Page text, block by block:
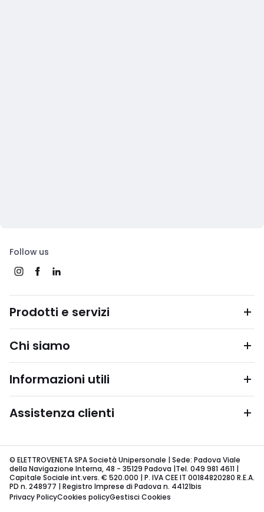
Follow us
Prodotti e servizi
Chi siamo
Informazioni utili
Assistenza clienti
© ELETTROVENETA SPA Società Unipersonale | Sede: Padova Viale
della Navigazione Interna, 48 - 35129 Padova |Tel. 049 981 4611 |
Capitale Sociale int.vers. € 520.000 | P. IVA CEE IT 00184820280 R.E.A.
PD n. 248977 | Registro Imprese di Padova n. 44121bis
Privacy PolicyCookies policyGestisci Cookies